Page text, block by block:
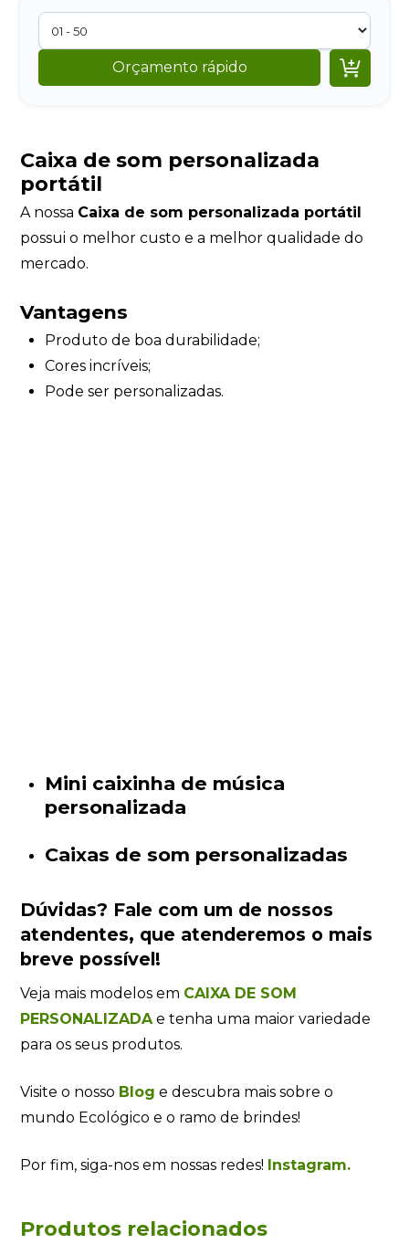
Orçamento rápido 
Caixa de som personalizada
portátil
A nossa Caixa de som personalizada portátil
possui o melhor custo e a melhor qualidade do
mercado.
Vantagens
Produto de boa durabilidade;
Cores incríveis;
Pode ser personalizadas.
Mini caixinha de música
personalizada
Caixas de som personalizadas
Dúvidas? Fale com um de nossos
atendentes, que atenderemos o mais
breve possível!
Veja mais modelos em CAIXA DE SOM
PERSONALIZADA e tenha uma maior variedade
para os seus produtos.
Visite o nosso Blog e descubra mais sobre o
mundo Ecológico e o ramo de brindes!
Por fim, siga-nos em nossas redes! Instagram.
Produtos relacionados